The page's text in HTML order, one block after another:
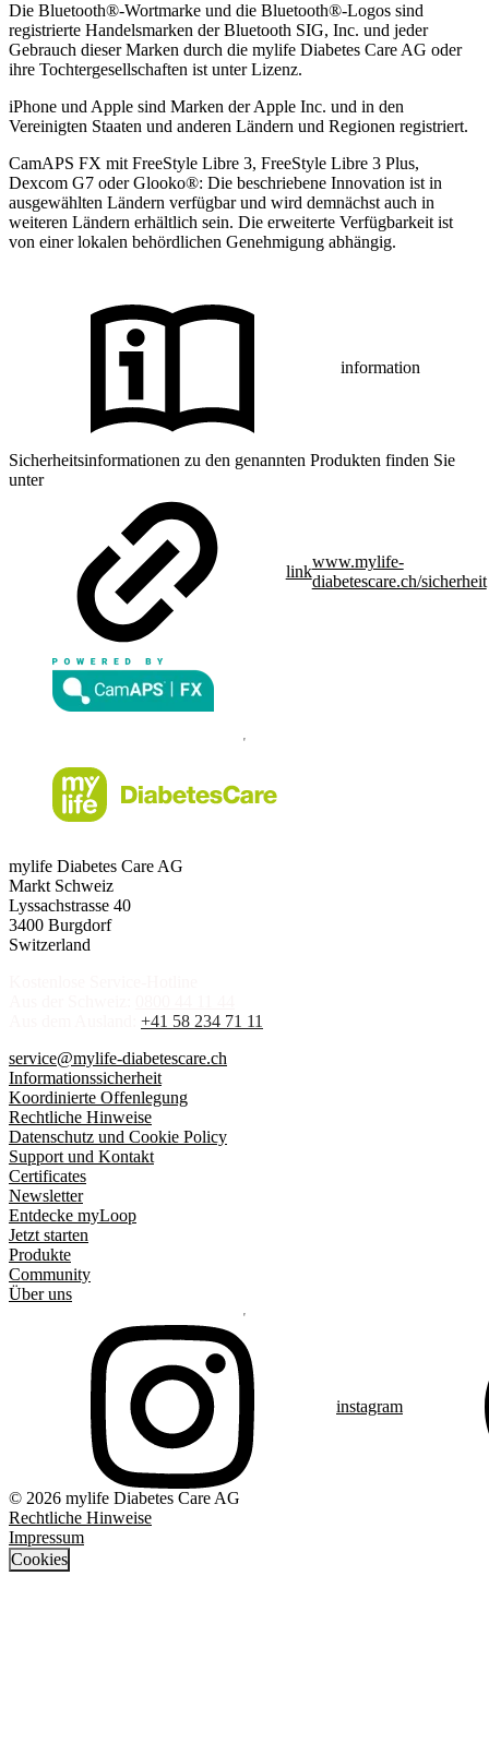
Die Bluetooth®-Wortmarke und die Bluetooth®-Logos sind
registrierte Handelsmarken der Bluetooth SIG, Inc. und jeder
Gebrauch dieser Marken durch die mylife Diabetes Care AG oder
ihre Tochtergesellschaften ist unter Lizenz.
iPhone und Apple sind Marken der Apple Inc. und in den
Vereinigten Staaten und anderen Ländern und Regionen registriert.
CamAPS FX mit FreeStyle Libre 3, FreeStyle Libre 3 Plus,
Dexcom G7 oder Glooko®: Die beschriebene Innovation ist in
ausgewählten Ländern verfügbar und wird demnächst auch in
weiteren Ländern erhältlich sein. Die erweiterte Verfügbarkeit ist
von einer lokalen behördlichen Genehmigung abhängig.
information
Sicherheitsinformationen zu den genannten Produkten finden Sie
unter
link
www.mylife-
diabetescare.ch/sicherheit
mylife Diabetes Care AG
Markt Schweiz
Lyssachstrasse 40
3400 Burgdorf
Switzerland
+41 58 234 71 11
service@mylife-diabetescare.ch
Informationssicherheit
Koordinierte Offenlegung
Rechtliche Hinweise
Datenschutz und Cookie Policy
Support und Kontakt
Certificates
Newsletter
Entdecke myLoop
Jetzt starten
Produkte
Community
Über uns
instagram
© 2026 mylife Diabetes Care AG
Rechtliche Hinweise
Impressum
Cookies